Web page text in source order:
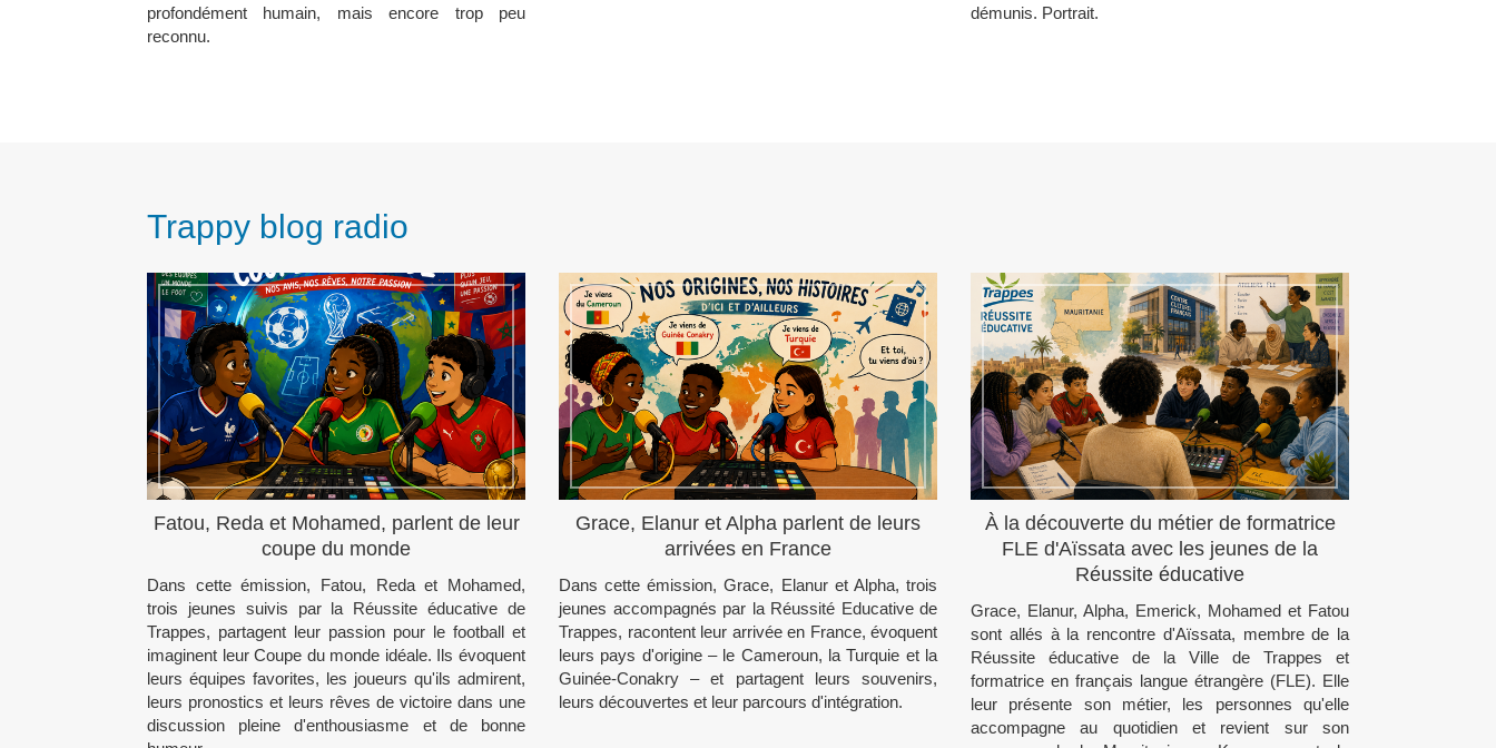
profondément humain, mais encore trop peu
reconnu.
démunis. Portrait.
Trappy blog radio
Fatou, Reda et Mohamed, parlent de leur
coupe du monde
Dans cette émission, Fatou, Reda et Mohamed,
trois jeunes suivis par la Réussite éducative de
Trappes, partagent leur passion pour le football et
imaginent leur Coupe du monde idéale. Ils évoquent
leurs équipes favorites, les joueurs qu'ils admirent,
leurs pronostics et leurs rêves de victoire dans une
discussion pleine d'enthousiasme et de bonne
Grace, Elanur et Alpha parlent de leurs
arrivées en France
Dans cette émission, Grace, Elanur et Alpha, trois
jeunes accompagnés par la Réussité Educative de
Trappes, racontent leur arrivée en France, évoquent
leurs pays d'origine – le Cameroun, la Turquie et la
Guinée-Conakry – et partagent leurs souvenirs,
leurs découvertes et leur parcours d'intégration.
À la découverte du métier de formatrice
FLE d'Aïssata avec les jeunes de la
Réussite éducative
Grace, Elanur, Alpha, Emerick, Mohamed et Fatou
sont allés à la rencontre d'Aïssata, membre de la
Réussite éducative de la Ville de Trappes et
formatrice en français langue étrangère (FLE). Elle
leur présente son métier, les personnes qu'elle
accompagne au quotidien et revient sur son